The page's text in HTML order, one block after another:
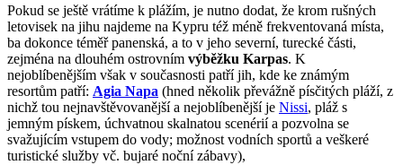
Pokud se ještě vrátíme k plážím, je nutno dodat, že krom rušných
letovisek na jihu najdeme na Kypru též méně frekventovaná místa,
ba dokonce téměř panenská, a to v jeho severní, turecké části,
zejména na dlouhém ostrovním výběžku Karpas. K
nejoblíbenějším však v současnosti patří jih, kde ke známým
resortům patří: Agia Napa (hned několik převážně písčitých pláží, z
nichž tou nejnavštěvovanější a nejoblíbenější je Nissi, pláž s
jemným pískem, úchvatnou skalnatou scenérií a pozvolna se
svažujícím vstupem do vody; možnost vodních sportů a veškeré
turistické služby vč. bujaré noční zábavy),